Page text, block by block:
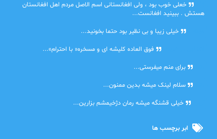
خعلی خوب بود ، ولی افغانستانی اسم الاصل مردم اهل افغانستان
هستش . ببینید افغانست...
خیلی زیبا و بی نظیر بود حتما بخونید...
فوق العاده کلیشه ای و مسخره« با احترام»...
برای منم میفرستی...
سلام لینک میشه بدین ممنون...
خیلی قشنگه میشه رمان دژخیمشم بزارین...
ابر برچسب ها